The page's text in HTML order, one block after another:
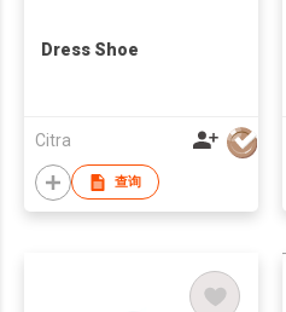
Dress Shoe
Citra
查询